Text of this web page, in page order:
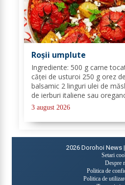
Roșii umplute
Ingrediente: 500 g carne
căței de usturoi 250 g orez
balsamic 2 linguri ulei de
de ierburi italiene sau
rozmarin uscate sare de
preparare: Se încălzește
3 august 2026
2026 Dorohoi News
Setari
Despre
Politica de
Politica de